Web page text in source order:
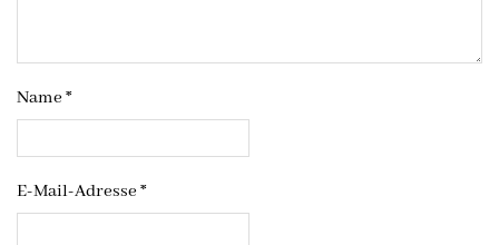
Name *
E-Mail-Adresse *